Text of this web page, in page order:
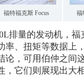
福特福克斯 Focus 福
量的发动机，福
率、扭矩等数据上
论，可用伯仲之间
，它们则展现出大